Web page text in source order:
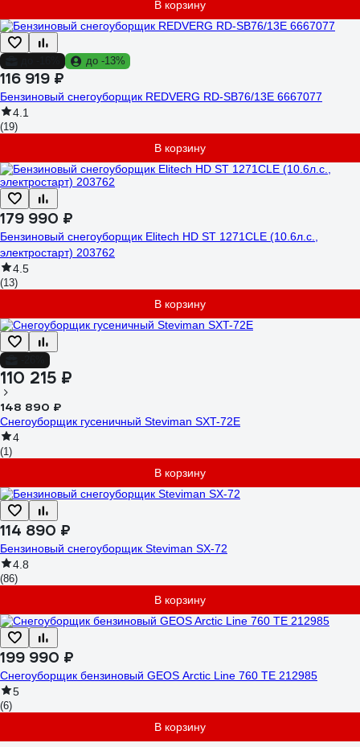
В корзину
до -13%
116 919 ₽
Бензиновый снегоуборщик REDVERG RD-SB76/13E 6667077
4.1
(19)
В корзину
179 990 ₽
Бензиновый снегоуборщик Elitech HD ST 1271CLE (10.6л.с.,
электростарт) 203762
4.5
(13)
В корзину
110 215 ₽
148 890 ₽
Снегоуборщик гусеничный Steviman SXT-72E
4
(1)
В корзину
114 890 ₽
Бензиновый снегоуборщик Steviman SX-72
4.8
(86)
В корзину
199 990 ₽
Снегоуборщик бензиновый GEOS Arctic Line 760 TE 212985
5
(6)
В корзину